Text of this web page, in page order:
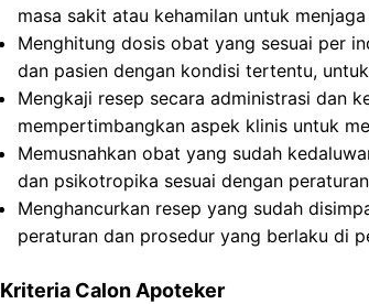
masa sakit atau kehamilan untuk
Menghitung dosis obat yang sesuai per
dan pasien dengan kondisi tertentu,
Mengkaji resep secara administrasi dan
mempertimbangkan aspek klinis untuk
Memusnahkan obat yang sudah
dan psikotropika sesuai dengan
Menghancurkan resep yang sudah
peraturan dan prosedur yang berlaku di
Kriteria Calon Apoteker